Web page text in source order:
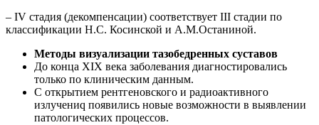
– IV cтадия (декомпенсации) соответствует III стадии по
классификации Н.С. Косинской и А.М.Останиной.
Методы визуализации тазобедренных суставов
До конца XIX века заболевания диагностировались
только по клиническим данным.
С открытием рентгеновского и радиоактивного
излучениq появились новые возможности в выявлении
патологических процессов.